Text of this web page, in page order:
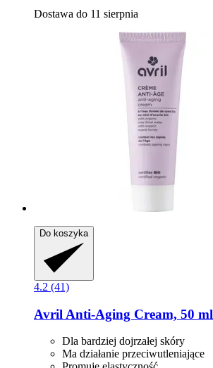
Dostawa do 11 sierpnia
Do koszyka
4.2 (41)
Avril Anti-​Aging Cream, 50 ml
Dla bardziej dojrzałej skóry
Ma działanie przeciwutleniające